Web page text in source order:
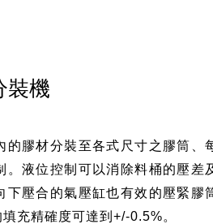
裝機
的膠材分裝至各式尺寸之膠筒、
。液位控制可以消除料桶的壓差
下壓合的氣壓缸也有效的壓緊膠
充精確度可達到+/-0.5%。